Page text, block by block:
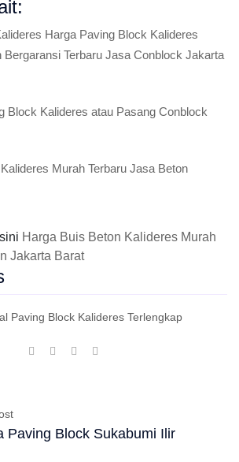
Harga Paving Block Kalideres
Bergaransi Terbaru Jasa Conblock Jakarta
Block Kalideres atau Pasang Conblock
Murah Terbaru Jasa Beton
Harga Buis Beton Kalideres Murah
Jakarta Barat
Paving Block Kalideres Terlengkap
Paving Block Sukabumi Ilir